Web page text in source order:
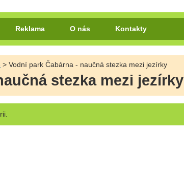
Reklama O nás Kontakty
> Vodní park Čabárna - naučná stezka mezi jezírky
stezka mezi jezírky